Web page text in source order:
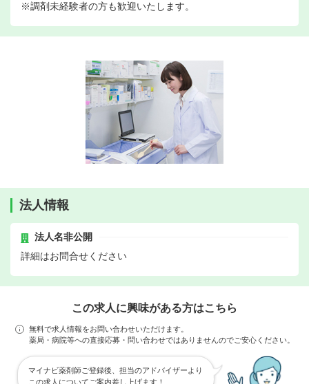
※調剤未経験者の方も歓迎いたします。
法人情報
法人名非公開
詳細はお問合せください
この求人に興味がある方はこちら
無料で求人情報をお問い合わせいただけます。
薬局・病院等への直接応募・問い合わせではありませんのでご安心ください。
マイナビ薬剤師ご登録後、担当のアドバイザーより
この求人についてご案内差し上げます！